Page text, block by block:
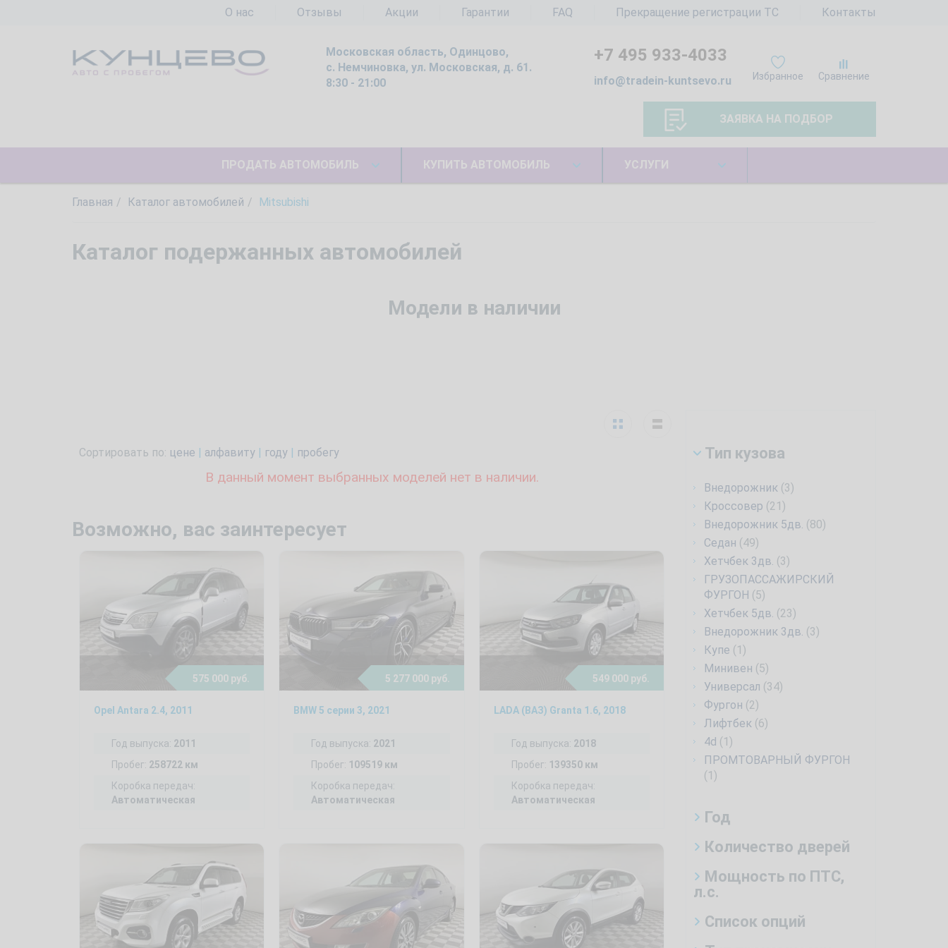
О нас Отзывы Акции Гарантии FAQ Прекращение регистрации ТС Контакты
Московская область, Одинцово,
с. Немчиновка, ул. Московская, д. 61.
8:30 - 21:00
Избранное Сравнение
+7 495 933-4033
info@tradein-kuntsevo.ru
ЗАЯВКА НА ПОДБОР
ПРОДАТЬ АВТОМОБИЛЬ КУПИТЬ АВТОМОБИЛЬ УСЛУГИ
Главная Каталог автомобилей Mitsubishi
Каталог подержанных автомобилей
Модели в наличии
Тип кузова
Внедорожник (3)
Кроссовер (21)
Внедорожник 5дв. (80)
Седан (49)
Хетчбек 3дв. (3)
ГРУЗОПАССАЖИРСКИЙ
ФУРГОН (5)
Хетчбек 5дв. (23)
Внедорожник 3дв. (3)
Купе (1)
Минивен (5)
Универсал (34)
Фургон (2)
Лифтбек (6)
4d (1)
ПРОМТОВАРНЫЙ ФУРГОН
(1)
Год
Количество дверей
Мощность по ПТС,
л.с.
Список опций
Сортировать по: цене | алфавиту | году | пробегу
В данный момент выбранных моделей нет в наличии.
Возможно, вас заинтересует
575 000 руб.
Opel Antara 2.4, 2011
Год выпуска: 2011
Пробег: 258722 км
Коробка передач:
Автоматическая
5 277 000 руб.
BMW 5 серии 3, 2021
Год выпуска: 2021
Пробег: 109519 км
Коробка передач:
Автоматическая
549 000 руб.
LADA (ВАЗ) Granta 1.6, 2018
Год выпуска: 2018
Пробег: 139350 км
Коробка передач:
Автоматическая